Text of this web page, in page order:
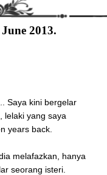
2013.
Saya kini bergelar
lelaki yang saya
years back.
melafazkan, hanya
seorang isteri.